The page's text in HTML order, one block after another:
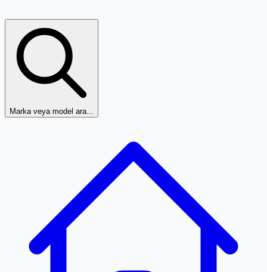
Marka veya model ara...